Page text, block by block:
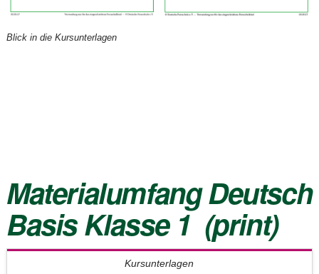
Blick in die Kursunterlagen
MaterialumfangDeutsch
Basis Klasse 1(print)
Kursunterlagen